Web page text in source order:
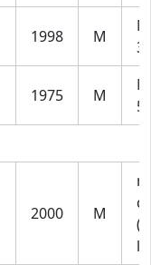
1998 M
1975 M
2000 M